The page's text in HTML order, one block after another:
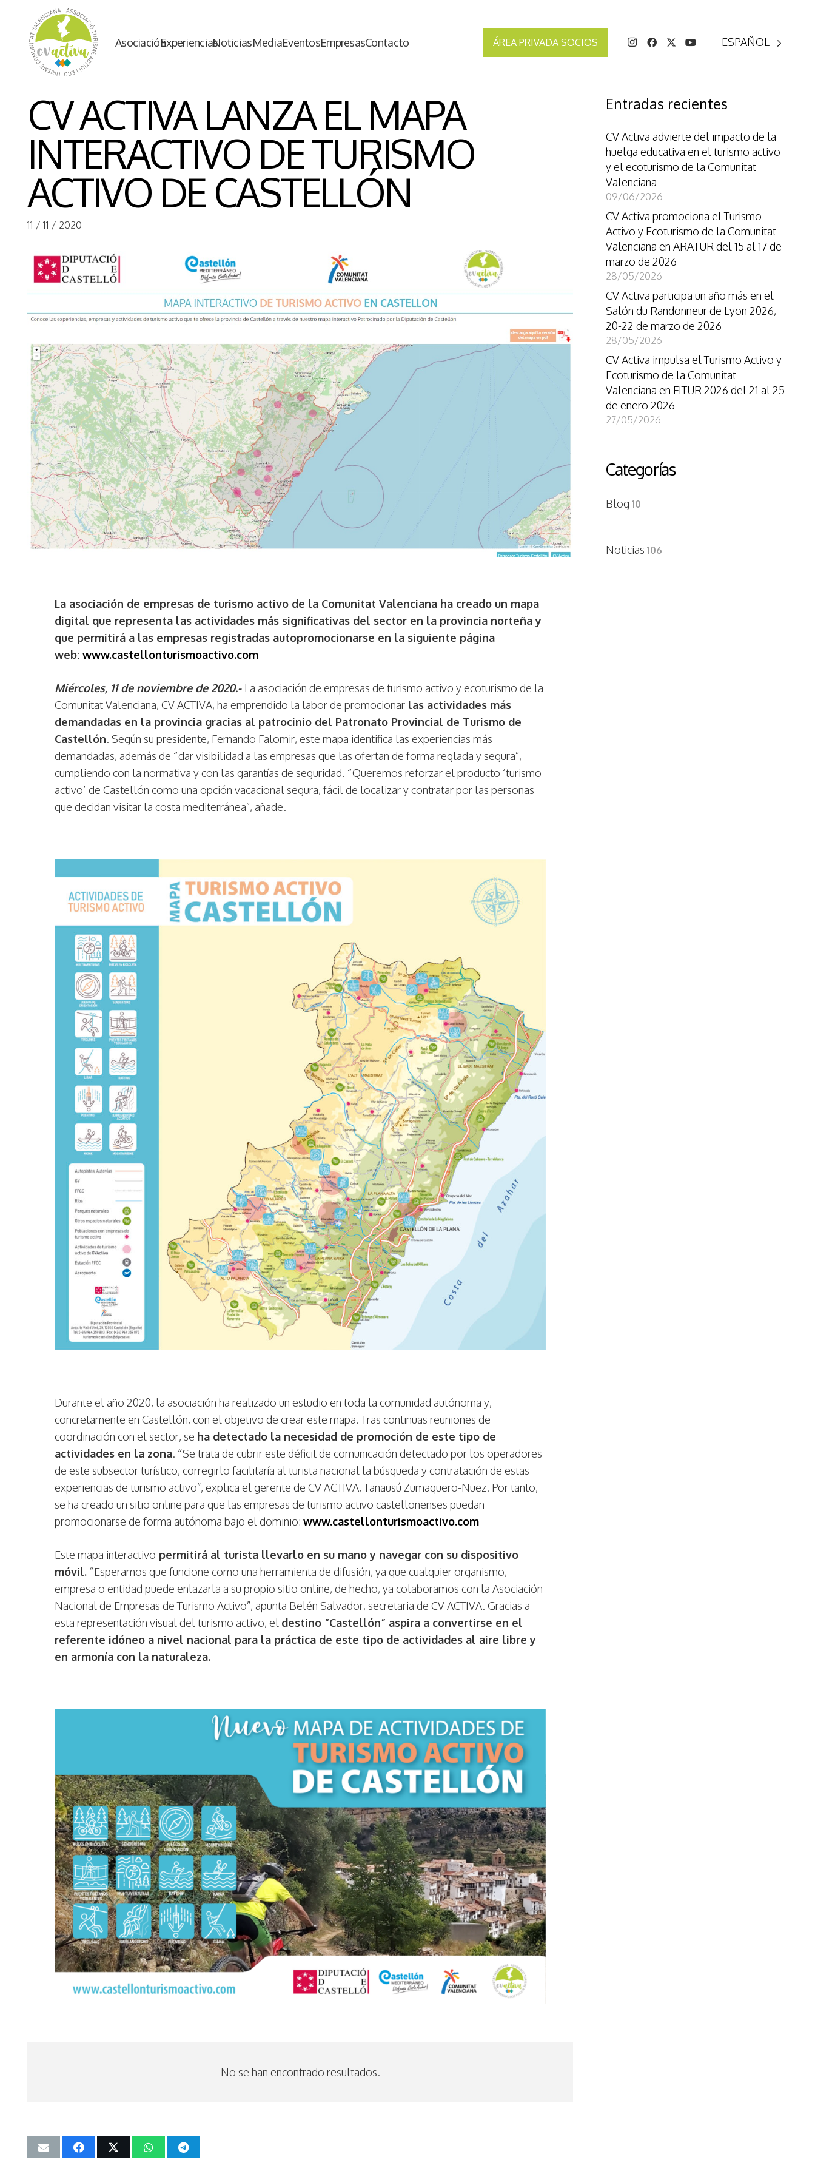
AsociaciónExperienciasNoticiasMediaEventosEmpresasContacto ÁREA PRIVADA SOCIOS ESPAÑOL
CV ACTIVA LANZA EL MAPA
INTERACTIVO DE TURISMO
ACTIVO DE CASTELLÓN
11 / 11 / 2020
La asociación de empresas de turismo activo de la Comunitat Valenciana ha creado un mapa
digital que representa las actividades más significativas del sector en la provincia norteña y
que permitirá a las empresas registradas autopromocionarse en la siguiente página
web: www.castellonturismoactivo.com
Miércoles, 11 de noviembre de 2020.- La asociación de empresas de turismo activo y ecoturismo de la
Comunitat Valenciana, CV ACTIVA, ha emprendido la labor de promocionar las actividades más
demandadas en la provincia gracias al patrocinio del Patronato Provincial de Turismo de
Castellón. Según su presidente, Fernando Falomir, este mapa identifica las experiencias más
demandadas, además de “dar visibilidad a las empresas que las ofertan de forma reglada y segura”,
cumpliendo con la normativa y con las garantías de seguridad. “Queremos reforzar el producto ‘turismo
activo’ de Castellón como una opción vacacional segura, fácil de localizar y contratar por las personas
que decidan visitar la costa mediterránea”, añade.
Durante el año 2020, la asociación ha realizado un estudio en toda la comunidad autónoma y,
concretamente en Castellón, con el objetivo de crear este mapa. Tras continuas reuniones de
coordinación con el sector, se ha detectado la necesidad de promoción de este tipo de
actividades en la zona. “Se trata de cubrir este déficit de comunicación detectado por los operadores
de este subsector turístico, corregirlo facilitaría al turista nacional la búsqueda y contratación de estas
experiencias de turismo activo”, explica el gerente de CV ACTIVA, Tanausú Zumaquero-Nuez. Por tanto,
se ha creado un sitio online para que las empresas de turismo activo castellonenses puedan
promocionarse de forma autónoma bajo el dominio: www.castellonturismoactivo.com
Este mapa interactivo permitirá al turista llevarlo en su mano y navegar con su dispositivo
móvil. “Esperamos que funcione como una herramienta de difusión, ya que cualquier organismo,
empresa o entidad puede enlazarla a su propio sitio online, de hecho, ya colaboramos con la Asociación
Nacional de Empresas de Turismo Activo”, apunta Belén Salvador, secretaria de CV ACTIVA. Gracias a
esta representación visual del turismo activo, el destino “Castellón” aspira a convertirse en el
referente idóneo a nivel nacional para la práctica de este tipo de actividades al aire libre y
en armonía con la naturaleza.
No se han encontrado resultados.
Entradas recientes
CV Activa advierte del impacto de la
huelga educativa en el turismo activo
y el ecoturismo de la Comunitat
Valenciana
09/06/2026
CV Activa promociona el Turismo
Activo y Ecoturismo de la Comunitat
Valenciana en ARATUR del 15 al 17 de
marzo de 2026
28/05/2026
CV Activa participa un año más en el
Salón du Randonneur de Lyon 2026,
20-22 de marzo de 2026
28/05/2026
CV Activa impulsa el Turismo Activo y
Ecoturismo de la Comunitat
Valenciana en FITUR 2026 del 21 al 25
de enero 2026
27/05/2026
Categorías
Blog 10
Noticias 106